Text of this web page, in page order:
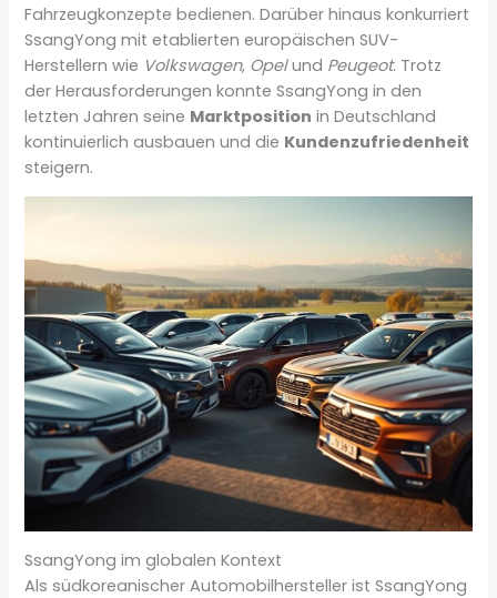
Fahrzeugkonzepte bedienen. Darüber hinaus konkurriert
SsangYong mit etablierten europäischen SUV-
Herstellern wie Volkswagen, Opelund Peugeot. Trotz
der Herausforderungen konnte SsangYong in den
letzten Jahren seine Marktposition in Deutschland
kontinuierlich ausbauen und die Kundenzufriedenheit
steigern.
SsangYong im globalen Kontext
Als südkoreanischer Automobilhersteller ist SsangYong